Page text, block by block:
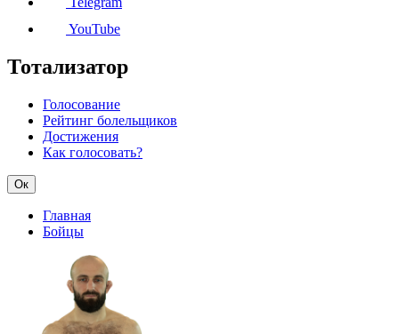
YouTube
Тотализатор
Голосование
Рейтинг болельщиков
Достижения
Как голосовать?
Ок
Главная
Бойцы